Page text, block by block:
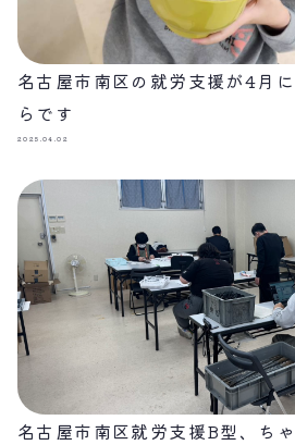
名古屋市南区の就労支援が4月
らです
2025.04.02
名古屋市南区就労支援B型、ち